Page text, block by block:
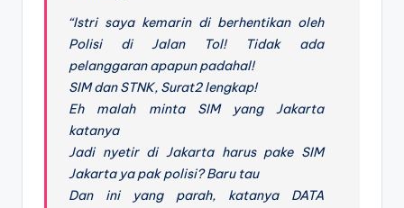
“Istri saya kemarin di berhentikan oleh
Polisi di Jalan Tol! Tidak ada
pelanggaran apapun padahal!
SIM dan STNK, Surat2 lengkap!
Eh malah minta SIM yang Jakarta
katanya
Jadi nyetir di Jakarta harus pake SIM
Jakarta ya pak polisi? Baru tau
Dan ini yang parah, katanya DATA